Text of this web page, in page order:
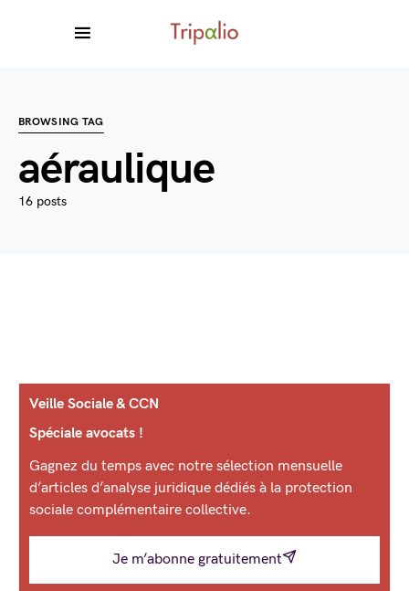
BROWSING TAG
aéraulique
16 posts
Veille Sociale & CCN
Spéciale avocats !
Gagnez du temps avec notre sélection mensuelle
d’articles d’analyse juridique dédiés à la protection
sociale complémentaire collective.
Je m’abonne gratuitement